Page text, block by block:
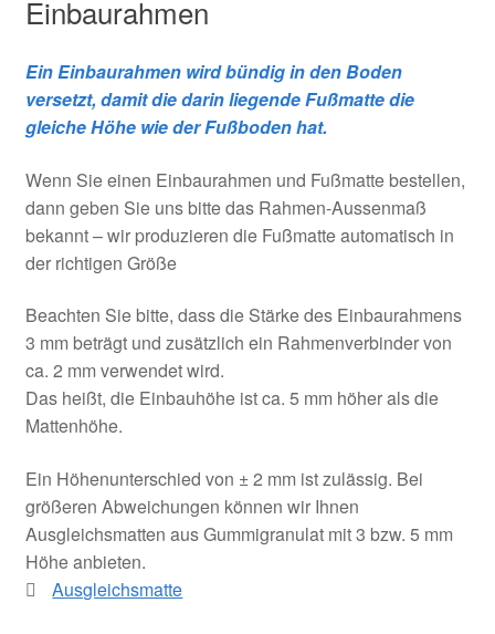
Einbaurahmen
Ein Einbaurahmen wird bündig in den Boden
versetzt, damit die darin liegende Fußmatte die
gleiche Höhe wie der Fußboden hat.
Wenn Sie einen Einbaurahmen und Fußmatte bestellen,
dann geben Sie uns bitte das Rahmen-Aussenmaß
bekannt – wir produzieren die Fußmatte automatisch in
der richtigen Größe
Beachten Sie bitte, dass die Stärke des Einbaurahmens
3 mm beträgt und zusätzlich ein Rahmenverbinder von
ca. 2 mm verwendet wird.
Das heißt, die Einbauhöhe ist ca. 5 mm höher als die
Mattenhöhe.
Ein Höhenunterschied von ± 2 mm ist zulässig. Bei
größeren Abweichungen können wir Ihnen
Ausgleichsmatten aus Gummigranulat mit 3 bzw. 5 mm
Höhe anbieten.
Ausgleichsmatte